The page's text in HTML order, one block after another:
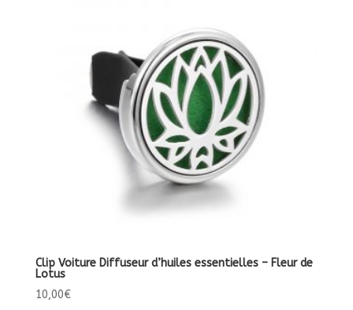
Clip Voiture Diffuseur d’huiles essentielles – Fleur de
Lotus
10,00€